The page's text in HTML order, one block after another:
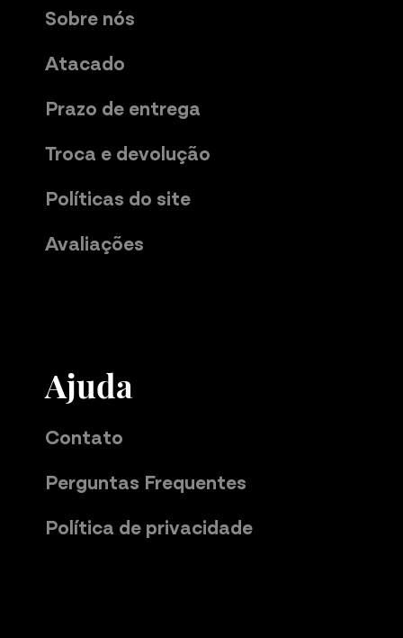
Sobre nós
Atacado
Prazo de entrega
Troca e devolução
Políticas do site
Avaliações
Ajuda
Contato
Perguntas Frequentes
Política de privacidade